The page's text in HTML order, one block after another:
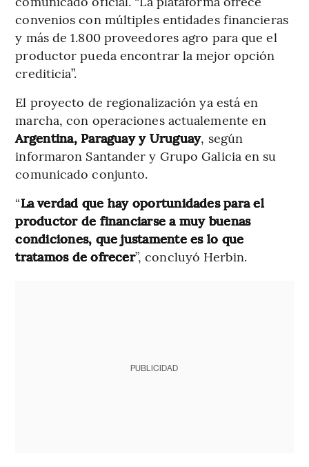
convenios con múltiples entidades financieras
y más de 1.800 proveedores agro para que el
productor pueda encontrar la mejor opción
crediticia”.
El proyecto de regionalización ya está en
marcha, con operaciones actualemente en
Argentina, Paraguay y Uruguay, según
informaron Santander y Grupo Galicia en su
comunicado conjunto.
“La verdad que hay oportunidades para el
productor de financiarse a muy buenas
condiciones, que justamente es lo que
tratamos de ofrecer”, concluyó Herbin.
PUBLICIDAD